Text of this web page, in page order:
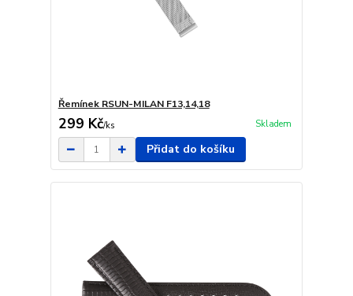
Řemínek RSUN-MILAN F13,14,18
299 Kč/ks Skladem
Přidat do košíku